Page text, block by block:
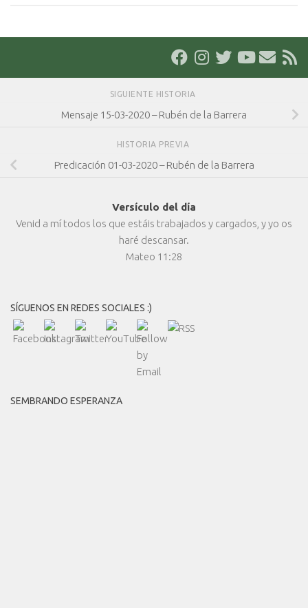
SIGUIENTE HISTORIA
Mensaje 15-03-2020 – Rubén de la Barrera
HISTORIA PREVIA
Predicación 01-03-2020 – Rubén de la Barrera
Versículo del día
Venid a mí todos los que estáis trabajados y cargados, y yo os
haré descansar.
Mateo 11:28
SÍGUENOS EN REDES SOCIALES :)
SEMBRANDO ESPERANZA